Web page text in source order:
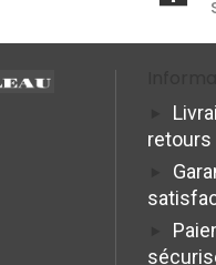
retours